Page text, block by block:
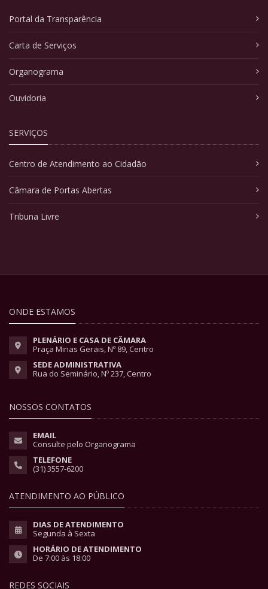
Portal da Transparência
Carta de Serviços
Organograma
Ouvidoria
SERVIÇOS
Centro de Atendimento ao Cidadão
Câmara de Portas Abertas
Tribuna Livre
ONDE ESTAMOS
PLENÁRIO E CASA DE CÂMARA
Praça Minas Gerais, Nº 89, Centro
SEDE ADMINISTRATIVA
Rua do Seminário, Nº 237, Centro
NOSSOS CONTATOS
EMAIL
Consulte pelo Organograma
TELEFONE
(31) 3557-6200
ATENDIMENTO AO PÚBLICO
DIAS DE ATENDIMENTO
Segunda à Sexta
HORÁRIO DE ATENDIMENTO
De 7:00 às 18:00
REDES SOCIAIS